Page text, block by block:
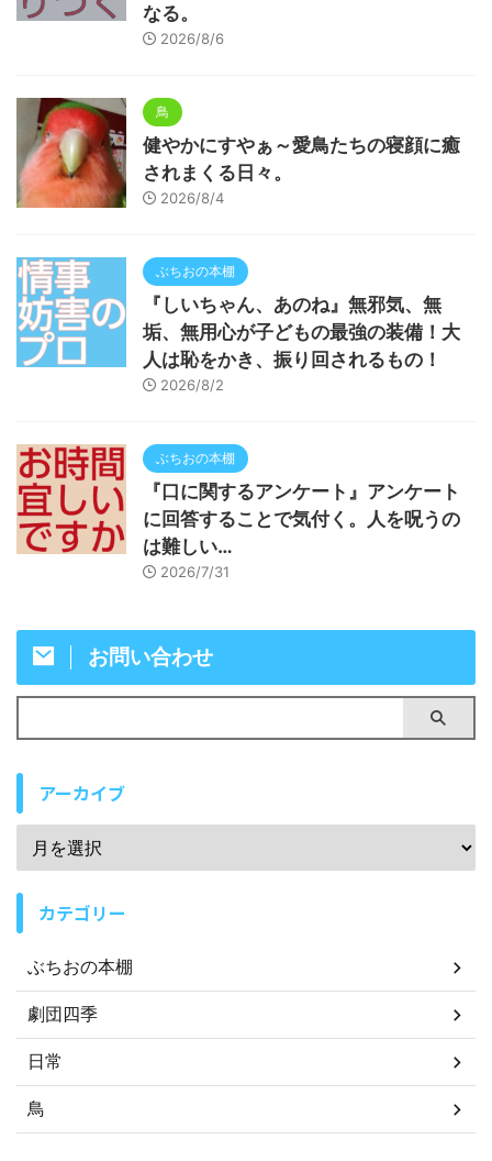
なる。
2026/8/6
鳥
健やかにすやぁ～愛鳥たちの寝顔に癒
されまくる日々。
2026/8/4
ぶちおの本棚
『しいちゃん、あのね』無邪気、無
垢、無用心が子どもの最強の装備！大
人は恥をかき、振り回されるもの！
2026/8/2
ぶちおの本棚
『口に関するアンケート』アンケート
に回答することで気付く。人を呪うの
は難しい…
2026/7/31
お問い合わせ
アーカイブ
カテゴリー
ぶちおの本棚
劇団四季
日常
鳥